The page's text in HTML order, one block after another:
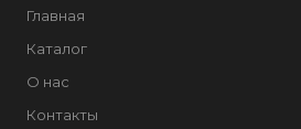
Главная
Каталог
О нас
Контакты